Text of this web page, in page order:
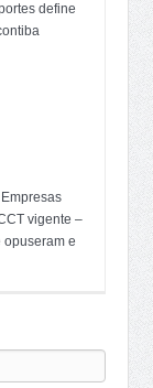
define
vigente –
opuseram e